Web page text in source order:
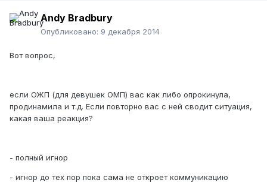
Andy Bradbury
Опубликовано: 9 декабря 2014
Вот вопрос,
если ОЖП (для девушек ОМП) вас как либо опрокинула,
продинамила и т.д. Если повторно вас с ней сводит ситуация,
какая ваша реакция?
- полный игнор
- игнор до тех пор пока сама не откроет коммуникацию